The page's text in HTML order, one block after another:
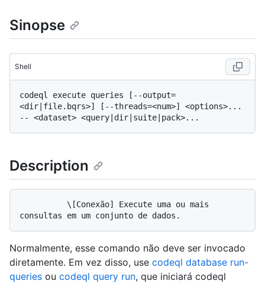
Sinopse
Shell
codeql execute queries [--output=
<dir|file.bqrs>] [--threads=<num>] <options>...
Description
Normalmente, esse comando não deve ser invocado
diretamente. Em vez disso, use codeql database run-
queries ou codeql query run, que iniciará codeql